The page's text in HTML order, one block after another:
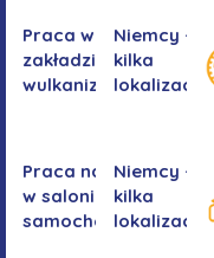
Praca w
zakładzie
wulkanizacyjnym
Niemcy -
kilka
lokalizacji
Praca na myjni
w salonie
samochodowym
Niemcy -
kilka
lokalizacji